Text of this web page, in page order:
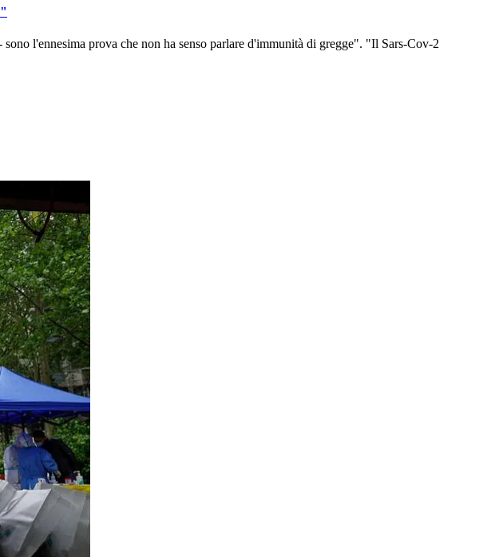
l'ennesima prova che non ha senso parlare d'immunità di gregge". "Il Sars-Cov-2